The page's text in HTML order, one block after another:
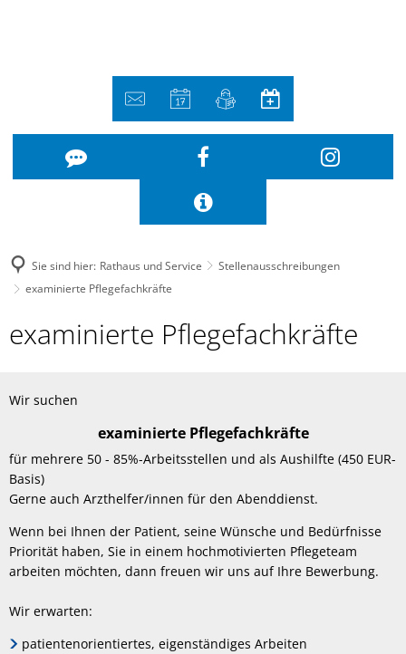
Sie sind hier: Rathaus und Service
Stellenausschreibungen
examinierte Pflegefachkräfte
examinierte
examinierte Pflegefachkräfte
Wir suchen
examinierte Pflegefachkräfte
für mehrere 50 - 85%-Arbeitsstellen und als Aushilfte (450 EUR-
Basis)
Gerne auch Arzthelfer/innen für den Abenddienst.
Wenn bei Ihnen der Patient, seine Wünsche und Bedürfnisse
Priorität haben, Sie in einem hochmotivierten Pflegeteam
arbeiten möchten, dann freuen wir uns auf Ihre Bewerbung.
Wir erwarten:
patientenorientiertes, eigenständiges Arbeiten